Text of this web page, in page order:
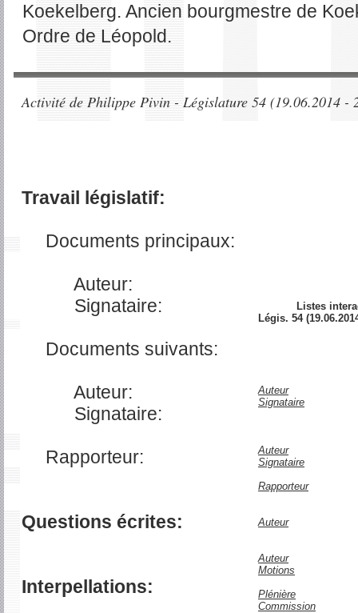
Koekelberg. Ancien bourgmestre de
Ordre de Léopold.
Activité de Philippe Pivin - Législature 54 (19.06.2014 -
Travail législatif:
Documents principaux:
Auteur:
Signataire:
Documents suivants:
Auteur:
Signataire:
Rapporteur:
Questions écrites:
Interpellations:
Listes
Légis. 54
Auteur
Signataire
Auteur
Signataire
Rapporteur
Auteur
Auteur
Motions
Plénière
Commission